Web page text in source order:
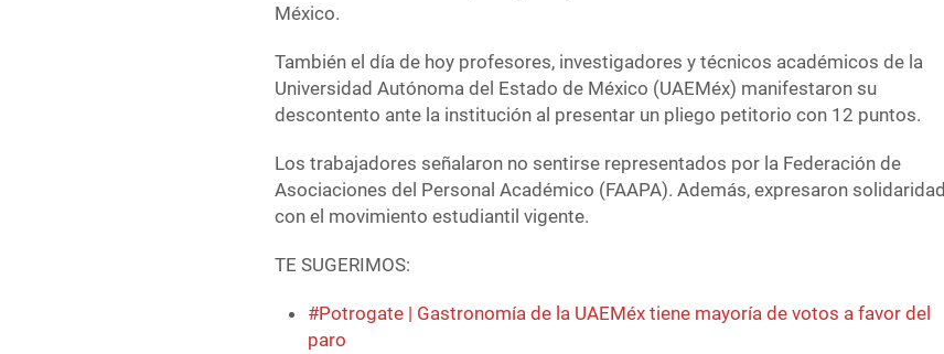
México.
También el día de hoy profesores, investigadores y técnicos académicos de la
Universidad Autónoma del Estado de México (UAEMéx) manifestaron su
descontento ante la institución al presentar un pliego petitorio con 12 puntos.
Los trabajadores señalaron no sentirse representados por la Federación de
Asociaciones del Personal Académico (FAAPA). Además, expresaron solidaridad
con el movimiento estudiantil vigente.
TE SUGERIMOS:
#Potrogate | Gastronomía de la UAEMéx tiene mayoría de votos a favor del
paro